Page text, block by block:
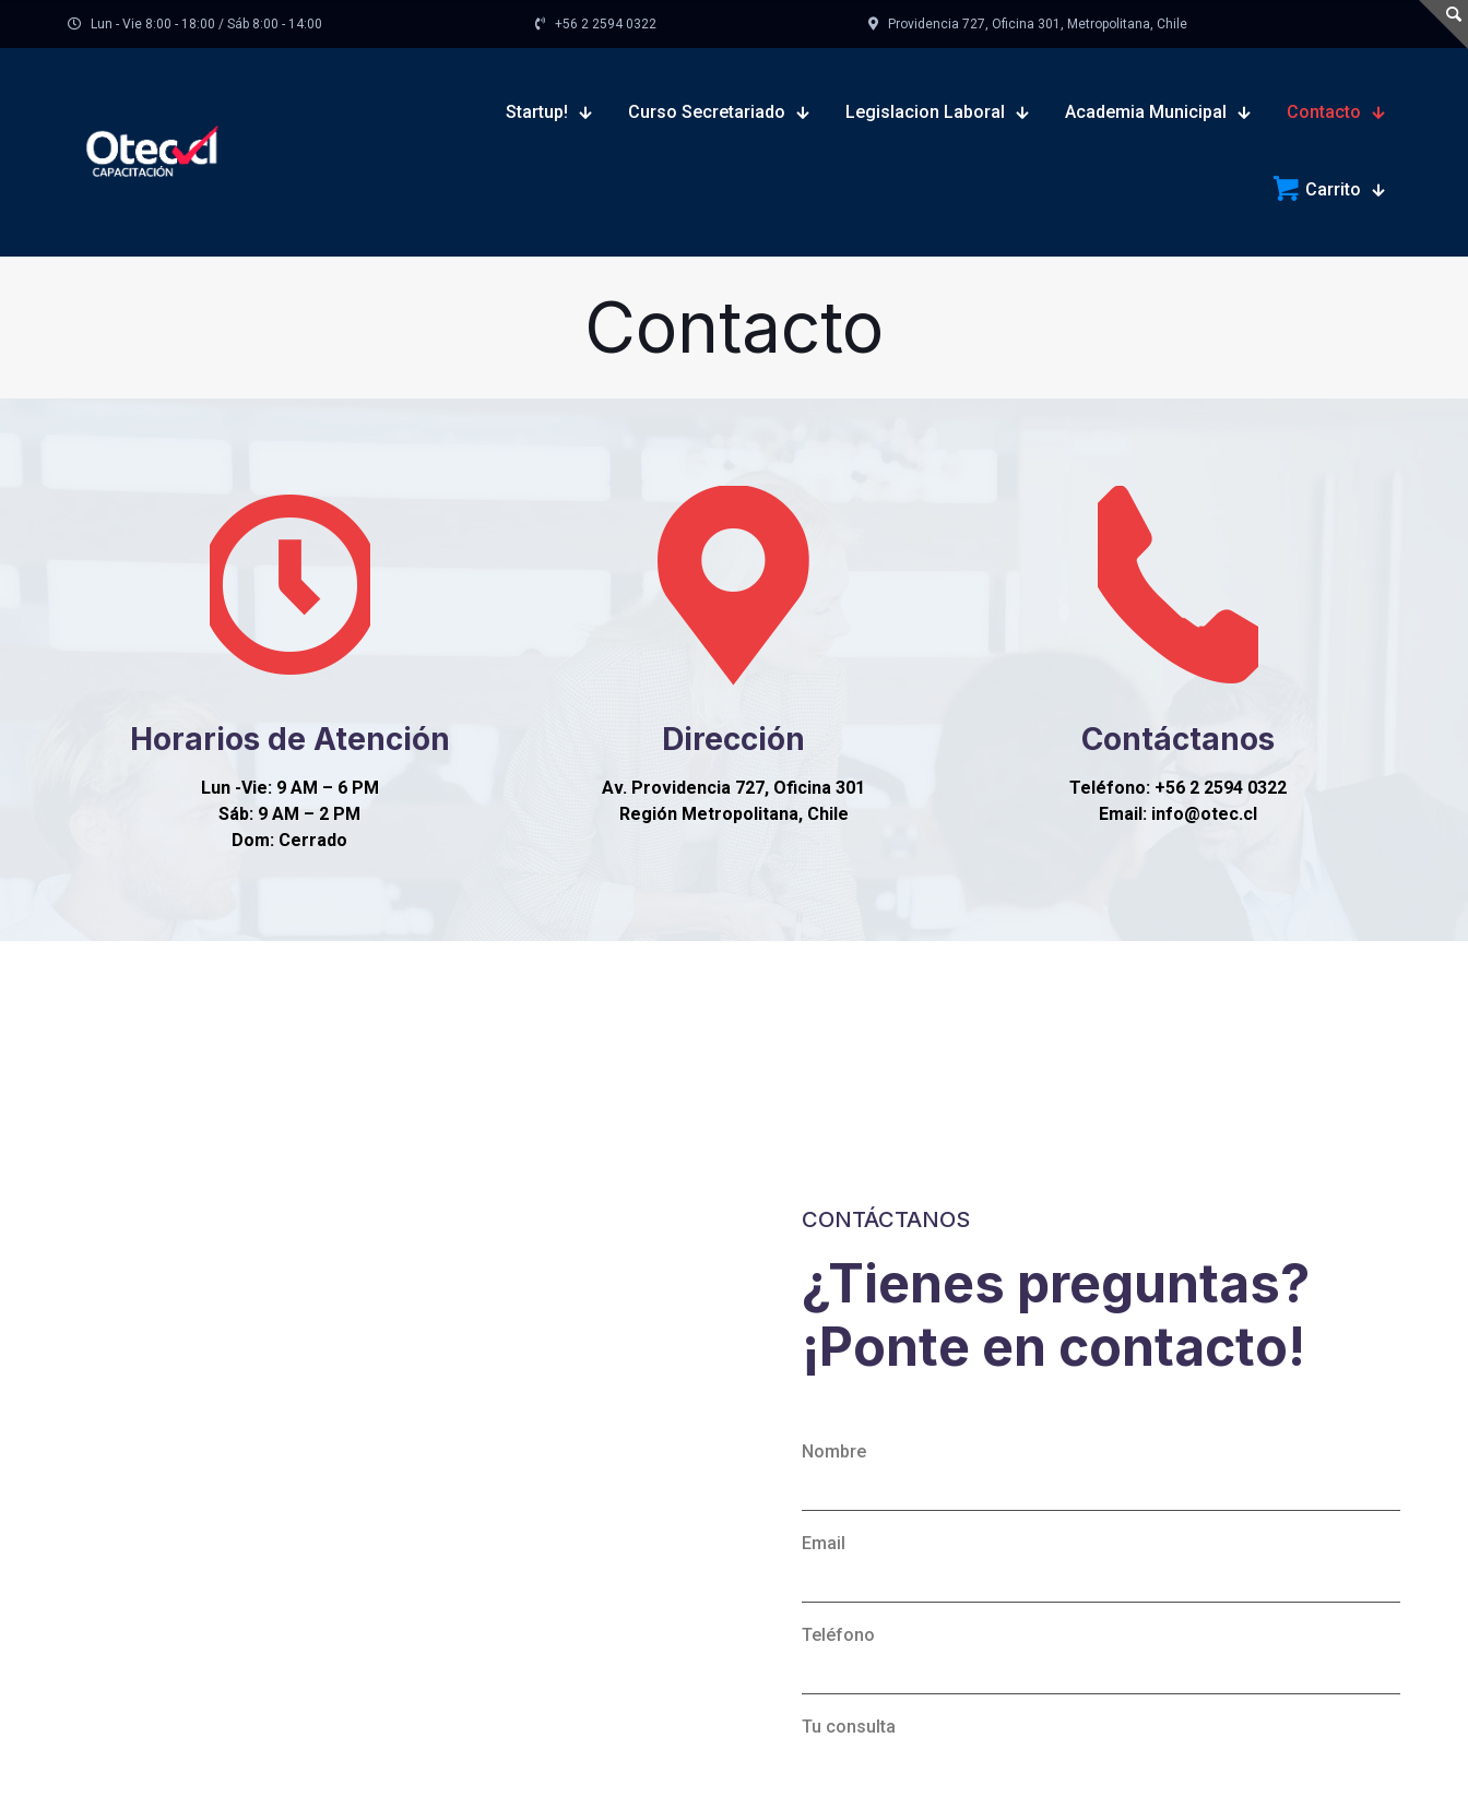
Lun - Vie 8:00 - 18:00 / Sáb 8:00 - 14:00 +56 2 2594 0322 Providencia 727, Oficina 301, Metropolitana, Chile
Startup! Curso Secretariado Legislacion Laboral Academia Municipal Contacto
Carrito
Contacto
Horarios de Atención
Lun -Vie: 9 AM – 6 PM
Sáb: 9 AM – 2 PM
Dom: Cerrado
Dirección
Av. Providencia 727, Oficina 301
Región Metropolitana, Chile
Contáctanos
Teléfono: +56 2 2594 0322
Email: info@otec.cl
CONTÁCTANOS
¿Tienes preguntas?
¡Ponte en contacto!
Nombre
Email
Teléfono
Tu consulta